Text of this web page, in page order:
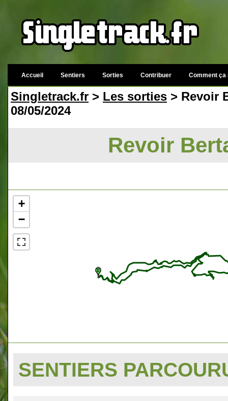
Accueil Sentiers Sorties Contribuer Comment ça
Singletrack.fr > Les sorties > Revoir
08/05/2024
Revoir
+
−
SENTIERS